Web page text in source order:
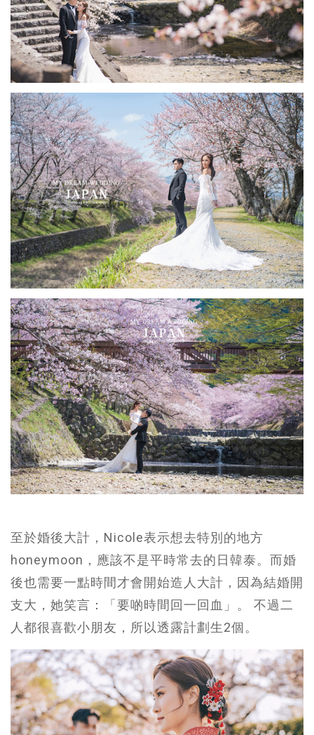
至於婚後大計，Nicole表示想去特別的地方
honeymoon，應該不是平時常去的日韓泰。而婚
後也需要一點時間才會開始造人大計，因為結婚開
支大，她笑言：「要啲時間回一回血」。 不過二
人都很喜歡小朋友，所以透露計劃生2個。